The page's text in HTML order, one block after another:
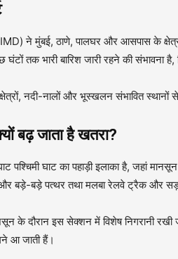
(IMD) ने मुंबई, ठाणे, पालघर और आसपास के
तक भारी बारिश जारी रहने की
नदी-नालों और भूस्खलन संभावित स्थानों
बढ़ जाता है खतरा?
पश्चिमी घाट का पहाड़ी इलाका है, जहां मानसून
और बड़े-बड़े पत्थर तथा मलबा रेलवे ट्रैक और
के दौरान इस सेक्शन में विशेष निगरानी
आ जाती हैं।